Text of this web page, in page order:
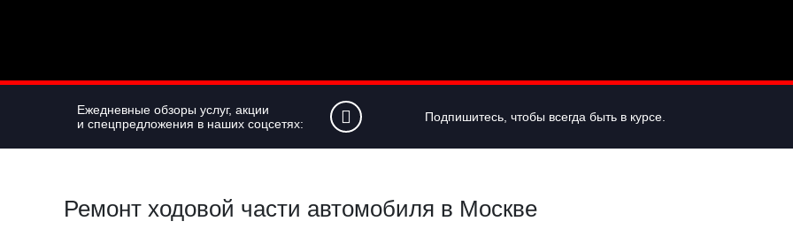
Ежедневные обзоры услуг, акции
и спецпредложения в наших соцсетях:
Подпишитесь, чтобы всегда быть в курсе.
Ремонт ходовой части автомобиля в Москве